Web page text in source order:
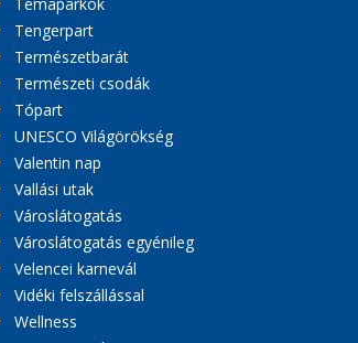
Tengerpart
Természetbarát
Természeti csodák
Tópart
UNESCO Világörökség
Valentin nap
Vallási utak
Városlátogatás
Városlátogatás egyénileg
Velencei karnevál
Vidéki felszállással
Wellness